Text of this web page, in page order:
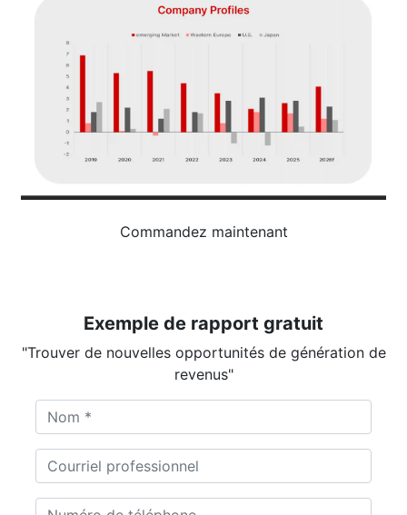
Commandez maintenant
Exemple de rapport gratuit
"Trouver de nouvelles opportunités de génération de
revenus"